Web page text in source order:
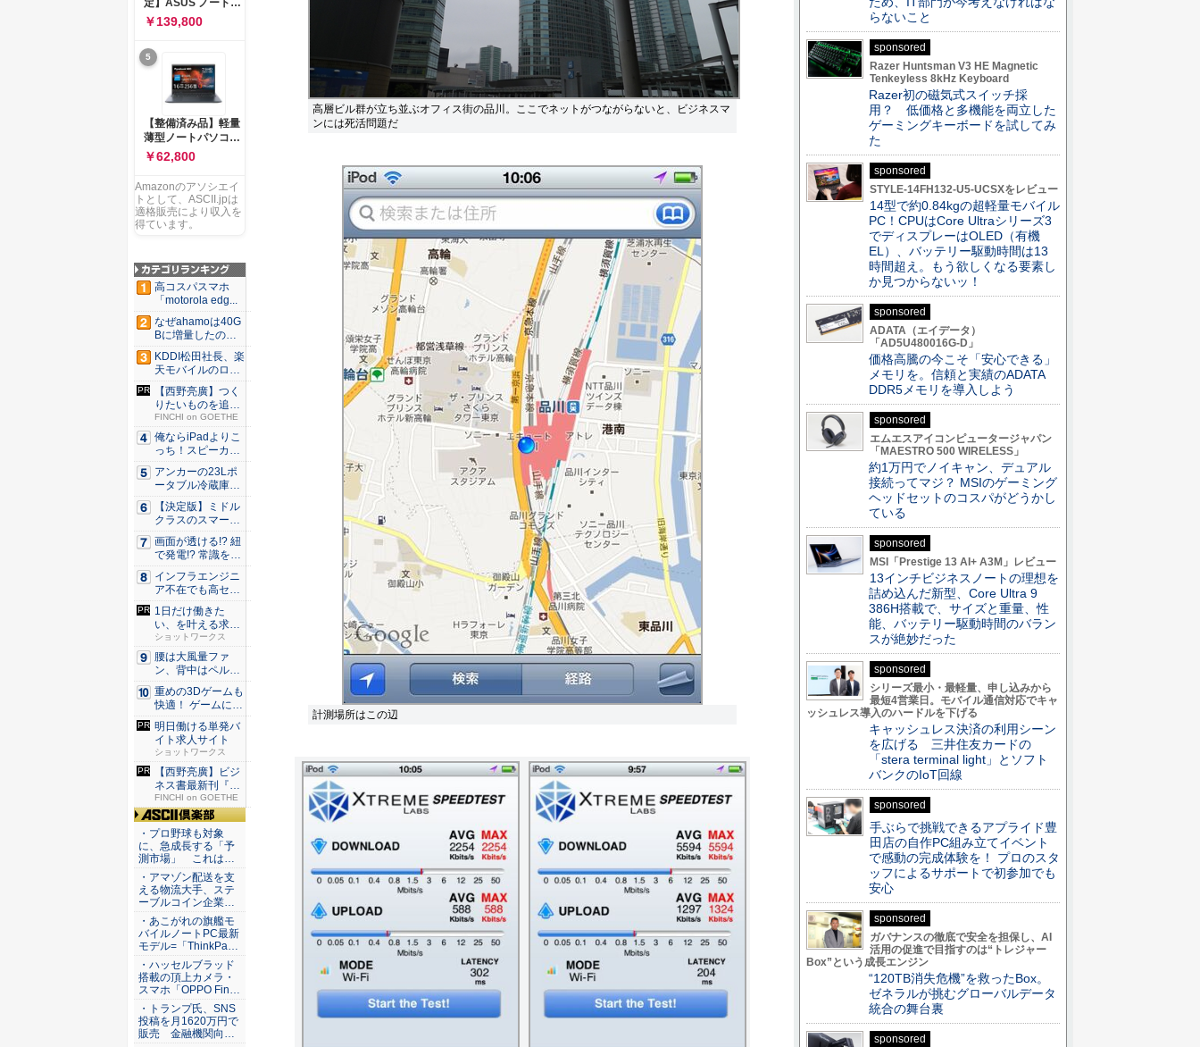
高層ビル群が立ち並ぶオフィス街の品川。ここでネットがつながらないと、ビジネスマ
ンには死活問題だ
計測場所はこの辺
ー 83K9003JJP ノー
トPC
定】ASUS ノートパ
ソコン Vivobook 15
M1502NAQ 15.6イ
ンチ AMD Ryzen 7
170 メモリ16GB
SSD 512GB
Microsoft 365
Personal (24か月版)
搭載 Windows 11 重
量1.7kg Wi-Fi 6E ク
ワイエットブルー
M1502NAQ-
￥139,800
5
【整備済み品】軽量
薄型ノートパソコン
dynabook G83 ■
13.3型
FHD(1920x1080) -
高性能第11世代Core
i5-1135G7 - メモリ
16GB - SSD 256GB
USB Type-C - MS
Office 2021 - Win11
搭載
￥62,800
Amazonのアソシエイ
トとして、ASCII.jpは
適格販売により収入を
得ています。
高コスパスマホ
「motorola edg...
なぜahamoは40G
Bに増量したの
か ...
KDDI松田社長、楽
天モバイルのロー
ミン...
【西野亮廣】つく
りたいものを追求
できる環...
FINCHI on GOETHE
俺ならiPadよりこ
っち！スピーカー
9個...
アンカーの23Lポ
ータブル冷蔵庫が
Ama...
【決定版】ミドル
クラスのスマート
フォンの...
画面が透ける!? 紐
で発電!? 常識を
ぶ...
インフラエンジニ
ア不在でも高セキ
ュリティ...
1日だけ働きた
い、を叶える求人
サイト
ショットワークス
腰は大風量ファ
ン、背中はペルチ
ェ冷却。ダ...
重めの3Dゲームも
快適！ ゲームに強
いH...
明日働ける単発バ
イト求人サイト
ショットワークス
【西野亮廣】ビジ
ネス書最新刊『北
極星 僕...
FINCHI on GOETHE
ASCII倶楽部
・プロ野球も対象
に、急成長する「予
測市場」 これは…
・アマゾン配送を支
える物流大手、ステ
ーブルコイン企業…
・あこがれの旗艦モ
バイルノートPC最新
モデル=「ThinkPa…
・ハッセルブラッド
搭載の頂上カメラ・
スマホ「OPPO Fin…
・トランプ氏、SNS
投稿を月1620万円で
販売 金融機関向…
らないこと
sponsored
Razer Huntsman V3 HE Magnetic
Tenkeyless 8kHz Keyboard
Razer初の磁気式スイッチ採
用？ 低価格と多機能を両立した
ゲーミングキーボードを試してみ
た
sponsored
STYLE-14FH132-U5-UCSXをレビュー
14型で約0.84kgの超軽量モバイル
PC！CPUはCore Ultraシリーズ3
でディスプレーはOLED（有機
EL）、バッテリー駆動時間は13
時間超え。もう欲しくなる要素し
か見つからないッ！
sponsored
ADATA（エイデータ）
「AD5U480016G-D」
価格高騰の今こそ「安心できる」
メモリを。信頼と実績のADATA
DDR5メモリを導入しよう
sponsored
エムエスアイコンピュータージャパン
「MAESTRO 500 WIRELESS」
約1万円でノイキャン、デュアル
接続ってマジ？ MSIのゲーミング
ヘッドセットのコスパがどうかし
ている
sponsored
MSI「Prestige 13 AI+ A3M」レビュー
13インチビジネスノートの理想を
詰め込んだ新型、Core Ultra 9
386H搭載で、サイズと重量、性
能、バッテリー駆動時間のバラン
スが絶妙だった
sponsored
シリーズ最小・最軽量、申し込みから
最短4営業日。モバイル通信対応でキャ
ッシュレス導入のハードルを下げる
キャッシュレス決済の利用シーン
を広げる 三井住友カードの
「stera terminal light」とソフト
バンクのIoT回線
sponsored
手ぶらで挑戦できるアプライド豊
田店の自作PC組み立てイベント
で感動の完成体験を！ プロのスタ
ッフによるサポートで初参加でも
安心
sponsored
ガバナンスの徹底で安全を担保し、AI
活用の促進で目指すのは“トレジャー
Box”という成長エンジン
“120TB消失危機”を救ったBox。
ゼネラルが挑むグローバルデータ
統合の舞台裏
sponsored